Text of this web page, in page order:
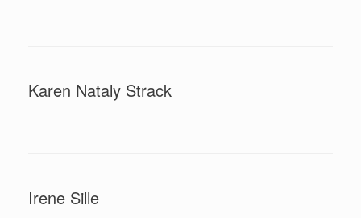
Karen Nataly Strack
Irene Sille